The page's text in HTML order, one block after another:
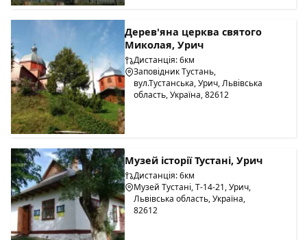
Дерев'яна церква святого
Миколая, Урич
Дистанція: 6км
Заповідник Tустань,
вул.Тустанська, Урич, Львівська
область, Україна, 82612
Музей історії Тустані, Урич
Дистанція: 6км
Музей Тустані, Т-14-21, Урич,
Львівська область, Україна,
82612